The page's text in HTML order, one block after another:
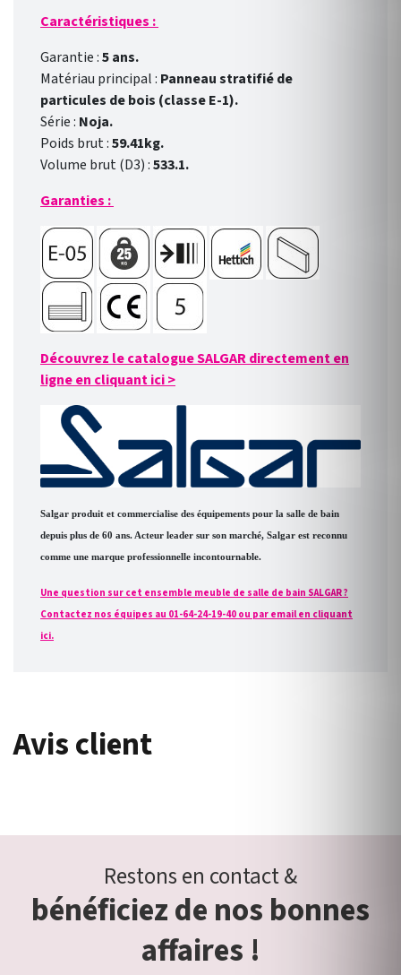
Caractéristiques :
Garantie :5 ans.
Matériau principal : Panneau stratifié de
particules de bois (classe E-1).
Série : Noja.
Poids brut :59.41kg.
Volume brut (D3) :533.1.
Garanties :
Découvrez le catalogue SALGAR directement en
ligne en cliquant ici>
Salgar produit et commercialise des équipements pour la salle de bain
depuis plus de 60 ans. Acteur leader sur son marché, Salgar est reconnu
comme une marque professionnelle incontournable.
Une question sur cet ensemble meuble de salle de bain SALGAR ?
Contactez nos équipes au 01-64-24-19-40 ou par email en cliquant
ici.
Avis client
Restons en contact &
bénéficiez de nos bonnes
affaires !